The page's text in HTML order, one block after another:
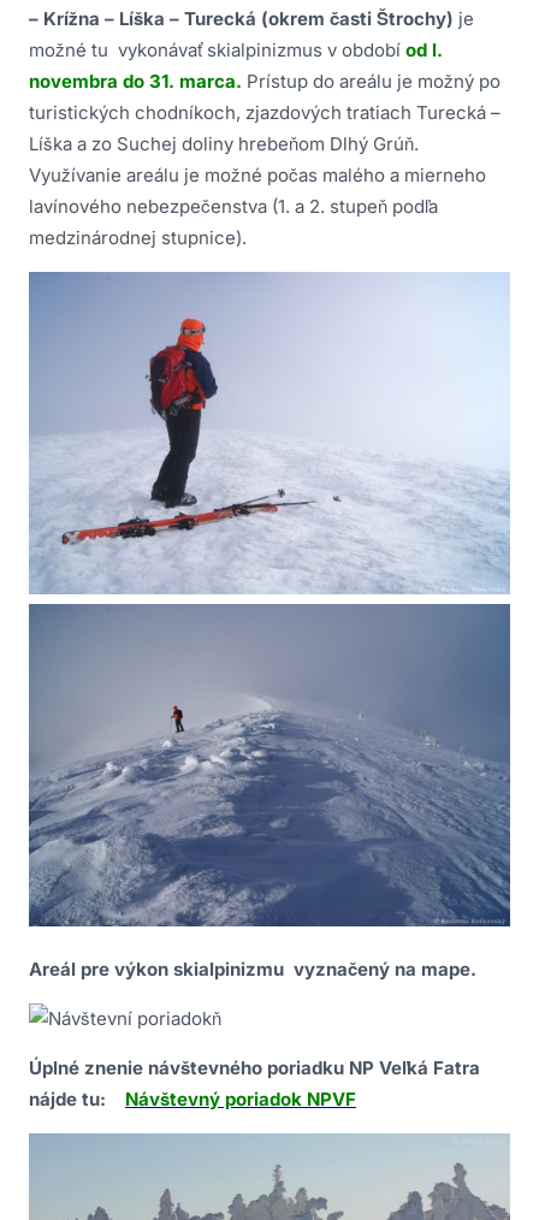
– Krížna – Líška – Turecká (okrem časti Štrochy) je
možné tu vykonávať skialpinizmus v období od l.
novembra do 31. marca. Prístup do areálu je možný po
turistických chodníkoch, zjazdových tratiach Turecká –
Líška a zo Suchej doliny hrebeňom Dlhý Grúň.
Využívanie areálu je možné počas malého a mierneho
lavínového nebezpečenstva (1. a 2. stupeň podľa
medzinárodnej stupnice).
Areál pre výkon skialpinizmu vyznačený na mape.
Úplné znenie návštevného poriadku NP Veľká Fatra
nájde tu:
Návštevný poriadok NPVF